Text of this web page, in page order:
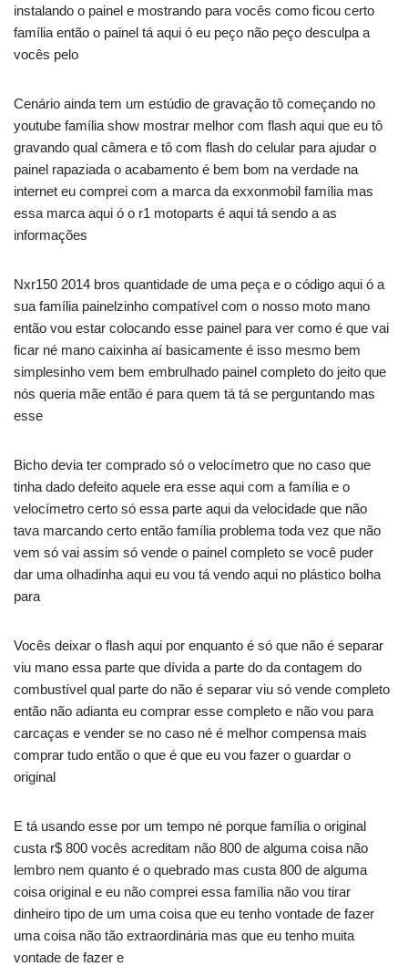
instalando o painel e mostrando para vocês como ficou certo
família então o painel tá aqui ó eu peço não peço desculpa a
vocês pelo
Cenário ainda tem um estúdio de gravação tô começando no
youtube família show mostrar melhor com flash aqui que eu tô
gravando qual câmera e tô com flash do celular para ajudar o
painel rapaziada o acabamento é bem bom na verdade na
internet eu comprei com a marca da exxonmobil família mas
essa marca aqui ó o r1 motoparts é aqui tá sendo a as
informações
Nxr150 2014 bros quantidade de uma peça e o código aqui ó a
sua família painelzinho compatível com o nosso moto mano
então vou estar colocando esse painel para ver como é que vai
ficar né mano caixinha aí basicamente é isso mesmo bem
simplesinho vem bem embrulhado painel completo do jeito que
nós queria mãe então é para quem tá tá se perguntando mas
esse
Bicho devia ter comprado só o velocímetro que no caso que
tinha dado defeito aquele era esse aqui com a família e o
velocímetro certo só essa parte aqui da velocidade que não
tava marcando certo então família problema toda vez que não
vem só vai assim só vende o painel completo se você puder
dar uma olhadinha aqui eu vou tá vendo aqui no plástico bolha
para
Vocês deixar o flash aqui por enquanto é só que não é separar
viu mano essa parte que dívida a parte do da contagem do
combustível qual parte do não é separar viu só vende completo
então não adianta eu comprar esse completo e não vou para
carcaças e vender se no caso né é melhor compensa mais
comprar tudo então o que é que eu vou fazer o guardar o
original
E tá usando esse por um tempo né porque família o original
custa r$ 800 vocês acreditam não 800 de alguma coisa não
lembro nem quanto é o quebrado mas custa 800 de alguma
coisa original e eu não comprei essa família não vou tirar
dinheiro tipo de um uma coisa que eu tenho vontade de fazer
uma coisa não tão extraordinária mas que eu tenho muita
vontade de fazer e